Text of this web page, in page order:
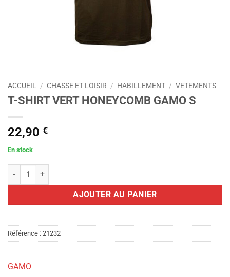
ACCUEIL / CHASSE ET LOISIR / HABILLEMENT / VETEMENTS
T-SHIRT VERT HONEYCOMB GAMO S
22,90 €
En stock
quantité de T-SHIRT VERT HONEYCOMB GAMO S
AJOUTER AU PANIER
Référence : 21232
GAMO